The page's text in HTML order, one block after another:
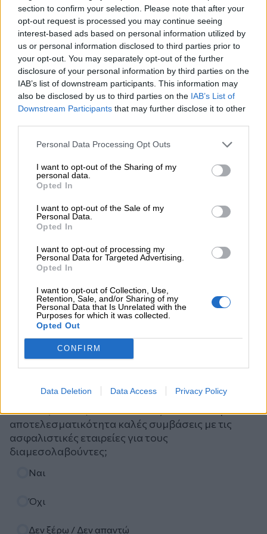
section to confirm your selection. Please note that after your
opt-out request is processed you may continue seeing
interest-based ads based on personal information utilized by
us or personal information disclosed to third parties prior to
your opt-out. You may separately opt-out of the further
disclosure of your personal information by third parties on the
IAB’s list of downstream participants. This information may
also be disclosed by us to third parties on the IAB’s List of
Downstream Participants that may further disclose it to other
Personal Data Processing Opt Outs
I want to opt-out of the Sharing of my
personal data.
Opted In
I want to opt-out of the Sale of my
Personal Data.
Opted In
I want to opt-out of processing my
Personal Data for Targeted Advertising.
Opted In
I want to opt-out of Collection, Use,
Retention, Sale, and/or Sharing of my
Personal Data that Is Unrelated with the
Purposes for which it was collected.
Opted Out
CONFIRM
Data Deletion Data Access Privacy Policy
παρονομαστή το κοινό συμφέρον
05.08.2026 - 12:11
Αντώνης Βουκλαρής - «ΕΡΡΙΚΟΣ ΝΤΥΝΑΝ»
05.08.2026 - 11:30
Η νέα εποχή στην εκπαίδευση των ασφαλιστικών
διαμεσολαβητών
Ψηφοφορία
Πιστεύετε ότι τα ασφαλιστικά σωματεία ΠΣΑΣ-
ΕΣΑΠΕ (ΠΣΣΑΣ)-ΣΕΜΑ-ΠΟΑΔ, διεκδικούν με
αποτελεσματικότητα καλές συμβάσεις με τις
ασφαλιστικές εταιρείες για τους
διαμεσολαβούντες;
Ναι
Όχι
Δεν ξέρω / Δεν απαντώ